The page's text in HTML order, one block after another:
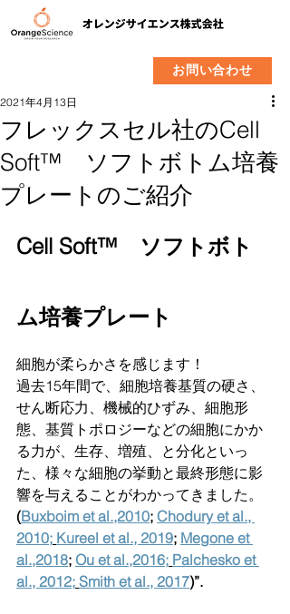
お問い合わせ
フレックスセル社のCell
Soft™ ソフトボトム培養
プレートのご紹介
2021年4月13日
Cell Soft™　ソフトボト
ム培養プレート
細胞が柔らかさを感じます！
過去15年間で、細胞培養基質の硬さ、
せん断応力、機械的ひずみ、細胞形
態、基質トポロジーなどの細胞にかか
る力が、生存、増殖、と分化といっ
た、様々な細胞の挙動と最終形態に影
響を与えることがわかってきました。
(Buxboim et al.,2010; Chodury et al.,
2010; Kureel et al., 2019; Megone et
al.,2018; Ou et al.,2016; Palchesko et
al., 2012; Smith et al., 2017)”.